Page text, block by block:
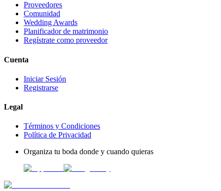
Proveedores
Comunidad
Wedding Awards
Planificador de matrimonio
Regístrate como proveedor
Cuenta
Iniciar Sesión
Registrarse
Legal
Términos y Condiciones
Política de Privacidad
Organiza tu boda donde y cuando quieras